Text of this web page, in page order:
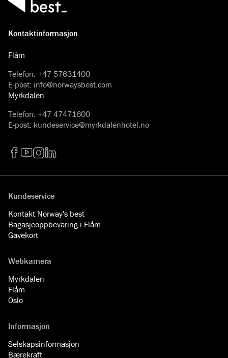
Kontaktinformasjon
Flåm
Telefon: +47 57631400
E-post: info@norwaysbest.com
Myrkdalen
Telefon: +47 47471600
E-post: kundeservice@myrkdalenhotel.no
Kundeservice
Kontakt Norway's best
Bagasjeoppbevaring i Flåm
Gavekort
Webkamera
Myrkdalen
Flåm
Oslo
Informasjon
Selskapsinformasjon
Bærekraft